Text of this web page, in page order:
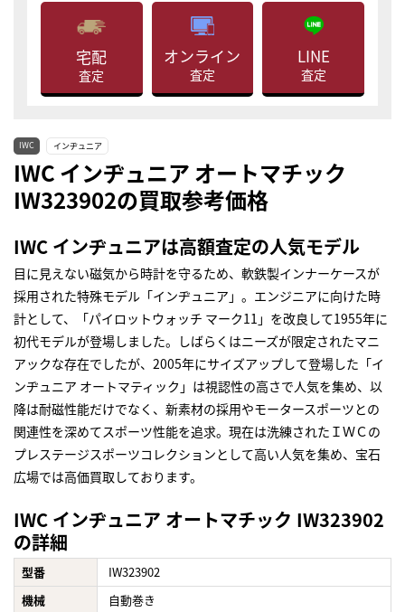
宅配
査定
オンライン
査定
LINE
査定
IWC インヂュニア
IWC インヂュニア オートマチック
IW323902の買取参考価格
IWC インヂュニアは高額査定の人気モデル
目に見えない磁気から時計を守るため、軟鉄製インナーケースが
採用された特殊モデル「インヂュニア」。エンジニアに向けた時
計として、「パイロットウォッチ マーク11」を改良して1955年に
初代モデルが登場しました。しばらくはニーズが限定されたマニ
アックな存在でしたが、2005年にサイズアップして登場した「イ
ンヂュニア オートマティック」は視認性の高さで人気を集め、以
降は耐磁性能だけでなく、新素材の採用やモータースポーツとの
関連性を深めてスポーツ性能を追求。現在は洗練されたＩＷＣの
プレステージスポーツコレクションとして高い人気を集め、宝石
広場では高価買取しております。
IWC インヂュニア オートマチック IW323902
の詳細
型番
IW323902
機械
自動巻き